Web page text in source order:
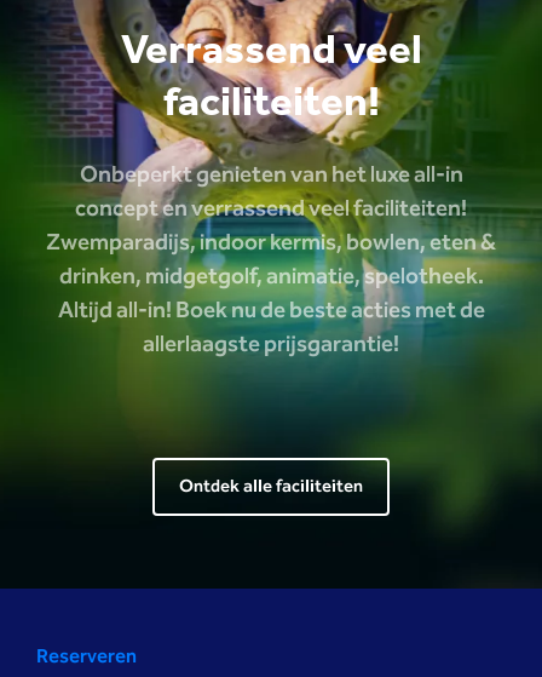
Verrassend veel
faciliteiten!
Onbeperkt genieten van het luxe all-in
concept en verrassend veel faciliteiten!
Zwemparadijs, indoor kermis, bowlen, eten &
drinken, midgetgolf, animatie, spelotheek.
Altijd all-in! Boek nu de beste acties met de
allerlaagste prijsgarantie!
Ontdek alle faciliteiten
Reserveren